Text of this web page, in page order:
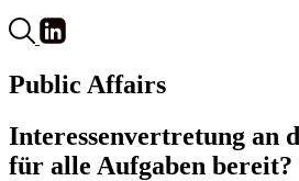
Public Affairs
Interessenvertretung an
für alle Aufgaben bereit?